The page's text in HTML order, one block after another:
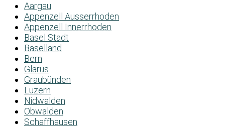
Aargau
Appenzell Ausserrhoden
Appenzell Innerrhoden
Basel Stadt
Baselland
Bern
Glarus
Graubünden
Luzern
Nidwalden
Obwalden
Schaffhausen